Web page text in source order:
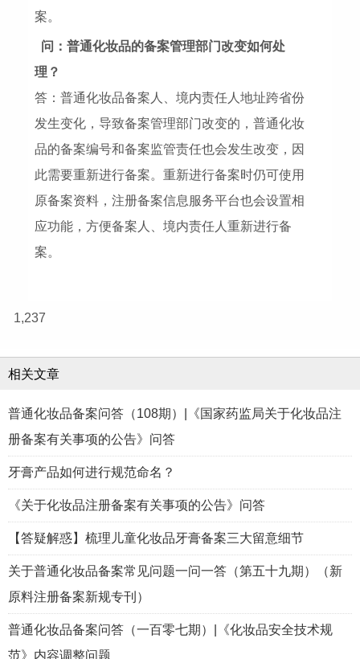
案。
问：普通化妆品的备案管理部门改变如何处
理？
答：普通化妆品备案人、境内责任人地址跨省份
发生变化，导致备案管理部门改变的，普通化妆
品的备案编号和备案监管责任也会发生改变，因
此需要重新进行备案。重新进行备案时仍可使用
原备案资料，注册备案信息服务平台也会设置相
应功能，方便备案人、境内责任人重新进行备
案。
1,237
相关文章
普通化妆品备案问答（108期）|《国家药监局关于化妆品注
册备案有关事项的公告》问答
牙膏产品如何进行规范命名？
《关于化妆品注册备案有关事项的公告》问答
【答疑解惑】梳理儿童化妆品牙膏备案三大留意细节
关于普通化妆品备案常见问题一问一答（第五十九期）（新
原料注册备案新规专刊）
普通化妆品备案问答（一百零七期）|《化妆品安全技术规
范》内容调整问题